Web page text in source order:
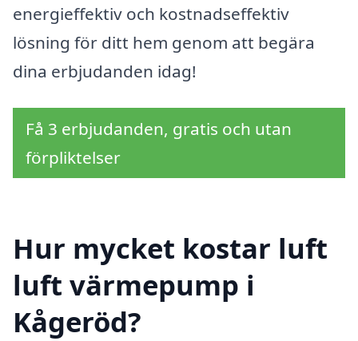
energieffektiv och kostnadseffektiv
lösning för ditt hem genom att begära
dina erbjudanden idag!
Få 3 erbjudanden, gratis och utan
förpliktelser
Hur mycket kostar luft
luft värmepump i
Kågeröd?